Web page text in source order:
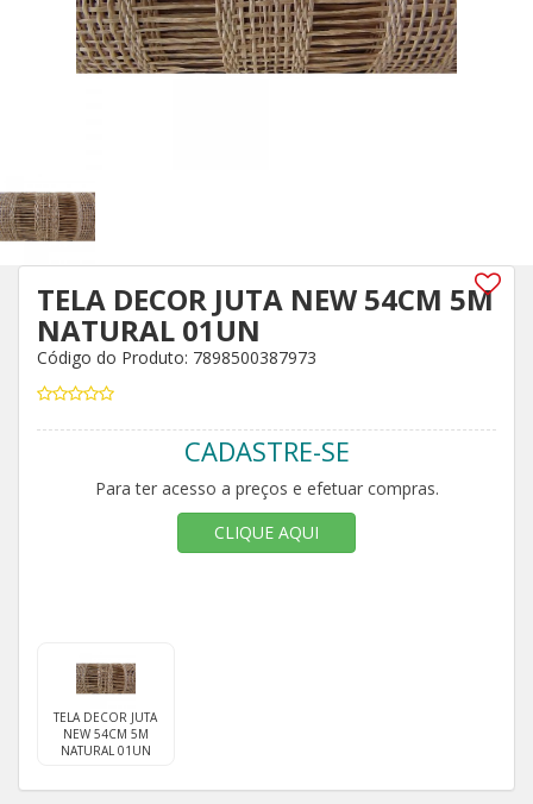
TELA DECOR JUTA NEW 54CM 5M
NATURAL 01UN
Código do Produto: 7898500387973
CADASTRE-SE
Para ter acesso a preços e efetuar compras.
CLIQUE AQUI
TELA DECOR JUTA
NEW 54CM 5M
NATURAL 01UN